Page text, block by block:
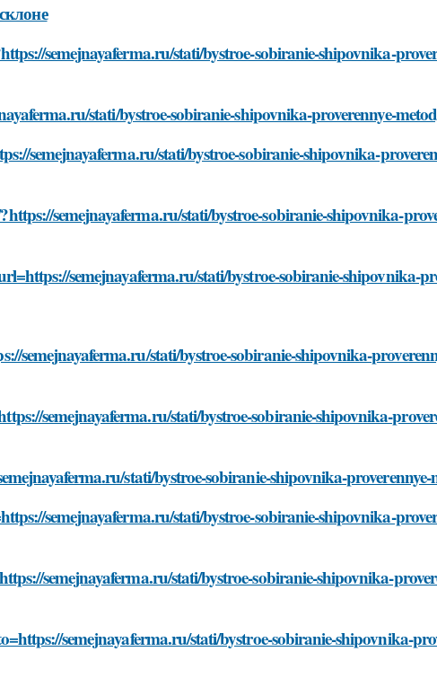
semejnayaferma.ru/stati/bystroe-sobiranie-shipovnika-
stati/bystroe-sobiranie-shipovnika-proverennye-
semejnayaferma.ru/stati/bystroe-sobiranie-shipovnika-
semejnayaferma.ru/stati/bystroe-sobiranie-shipovnika-
semejnayaferma.ru/stati/bystroe-sobiranie-shipovnika-
semejnayaferma.ru/stati/bystroe-sobiranie-shipovnika-
semejnayaferma.ru/stati/bystroe-sobiranie-shipovnika-
stati/bystroe-sobiranie-shipovnika-
semejnayaferma.ru/stati/bystroe-sobiranie-shipovnika-
semejnayaferma.ru/stati/bystroe-sobiranie-shipovnika-
semejnayaferma.ru/stati/bystroe-sobiranie-shipovnika-